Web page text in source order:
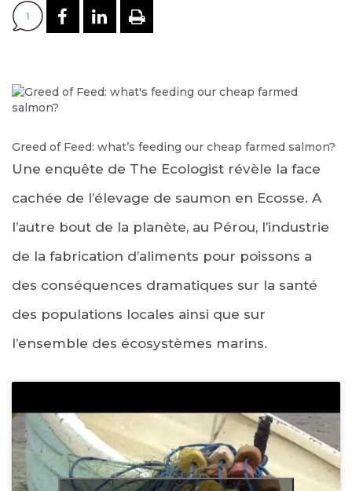
1 PARTAGER SUR FACEBOOK
PARTAGER SUR
IMPRIMER
Greed of Feed: what’s feeding our cheap farmed salmon?
Une enquête de The Ecologist révèle la face
cachée de l’élevage de saumon en Ecosse. A
l’autre bout de la planète, au Pérou, l’industrie
de la fabrication d’aliments pour poissons a
des conséquences dramatiques sur la santé
des populations locales ainsi que sur
l’ensemble des écosystèmes marins.